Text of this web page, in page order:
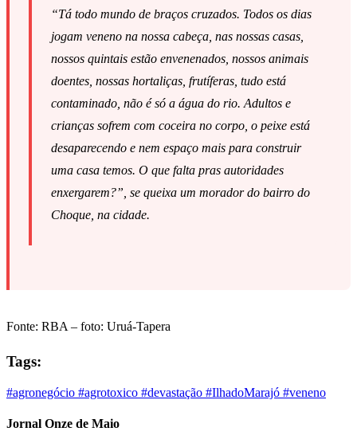
“Tá todo mundo de braços cruzados. Todos os dias
jogam veneno na nossa cabeça, nas nossas casas,
nossos quintais estão envenenados, nossos animais
doentes, nossas hortaliças, frutíferas, tudo está
contaminado, não é só a água do rio. Adultos e
crianças sofrem com coceira no corpo, o peixe está
desaparecendo e nem espaço mais para construir
uma casa temos. O que falta pras autoridades
enxergarem?”, se queixa um morador do bairro do
Choque, na cidade.
Fonte: RBA – foto: Uruá-Tapera
Tags:
#agronegócio #agrotoxico #devastação #IlhadoMarajó #veneno
Jornal Onze de Maio